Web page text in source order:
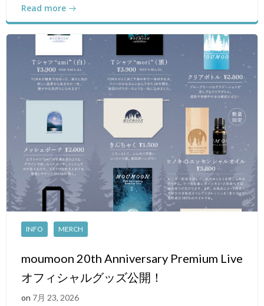
Read more
INFO MERCH
moumoon 20th Anniversary Premium Live
オフィシャルグッズ公開！
on 7月 23, 2026